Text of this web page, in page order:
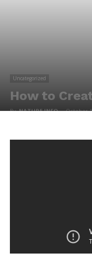
Uncategorized
How to
By NATURE INFO - October